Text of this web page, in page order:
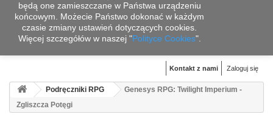
Koszyk (pusty)
Zaloguj się
Kontakt z nami
Podręczniki RPG
Genesys RPG: Twilight Imperium -
Zgliszcza Potęgi
będą one zamieszczane w Państwa urządzeniu
końcowym. Możecie Państwo dokonać w każdym
czasie zmiany ustawień dotyczących cookies.
Więcej szczegółów w naszej "Polityce Cookies".